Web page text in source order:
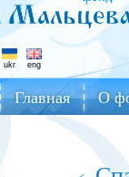
ukr eng
Главная О